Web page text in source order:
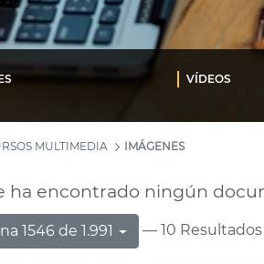
VÍDEOS
MULTIMEDIA IMÁGENES
ha encontrado ningún
1546 de 1.991 — 10